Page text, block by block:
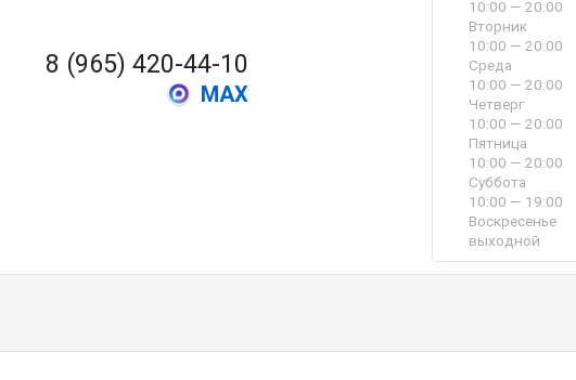
8 (965) 420-44-10
MAX
10:00 — 20:00
Вторник
10:00 — 20:00
Среда
10:00 — 20:00
Четверг
10:00 — 20:00
Пятница
10:00 — 20:00
Суббота
10:00 — 19:00
Воскресенье
выходной